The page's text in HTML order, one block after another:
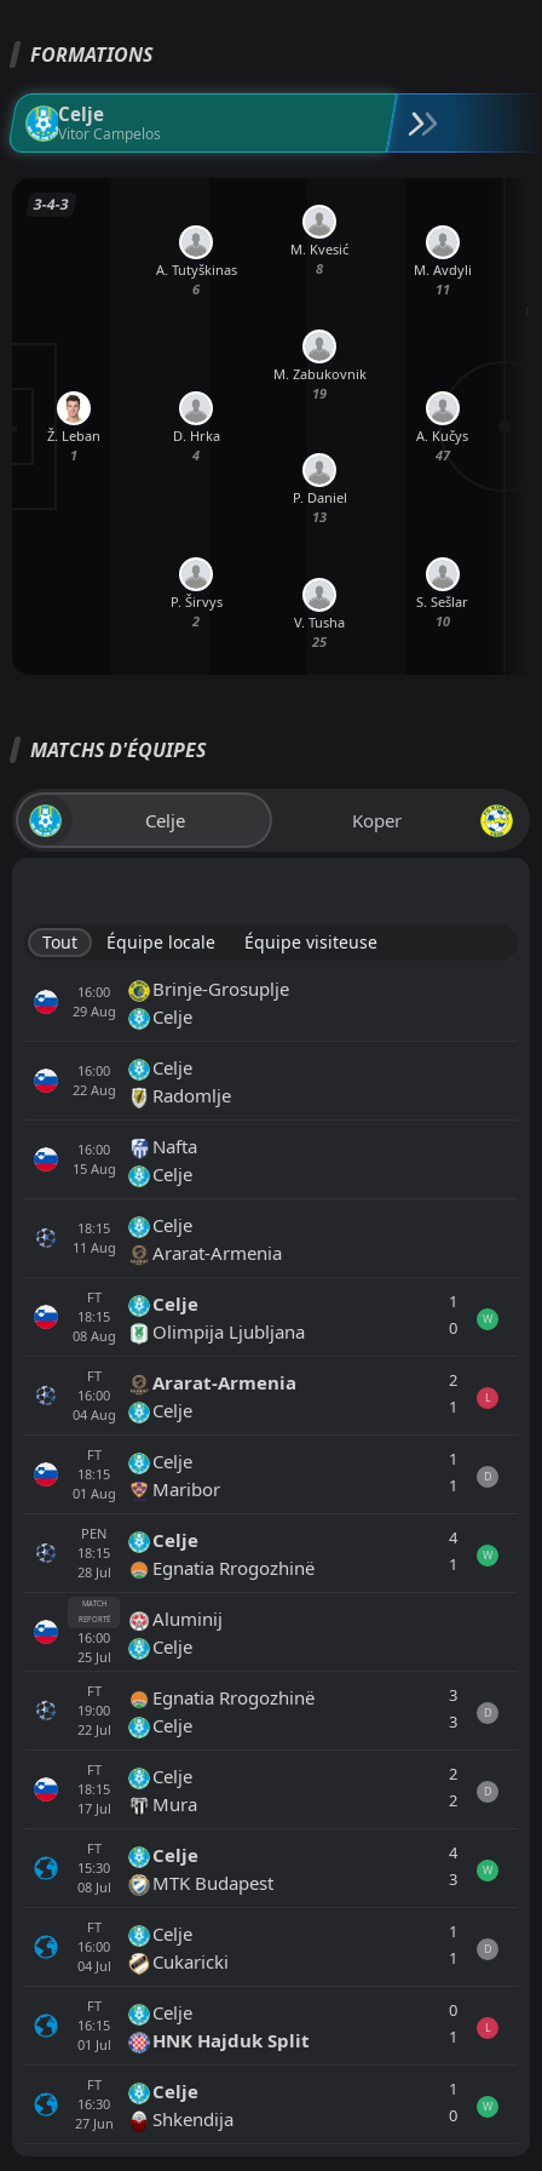
FORMATIONS
Celje
Vitor Campelos
3-4-3
Ž. Leban
1
P. Širvys
2
D. Hrka
4
A. Tutyškinas
6
V. Tusha
25
P. Daniel
13
M. Zabukovnik
19
M. Kvesić
8
S. Sešlar
10
A. Kučys
47
M. Avdyli
11
MATCHS D'ÉQUIPES
Celje Koper
Tout Équipe locale Équipe visiteuse
16:00
29 Aug
Brinje-Grosuplje
Celje
16:00
22 Aug
Celje
Radomlje
16:00
15 Aug
Nafta
Celje
18:15
11 Aug
Celje
Ararat-Armenia
FT
18:15
08 Aug
Celje
Olimpija Ljubljana
1
0
W
FT
16:00
04 Aug
Ararat-Armenia
Celje
2
1
L
FT
18:15
01 Aug
Celje
Maribor
1
1
D
PEN
18:15
28 Jul
Celje
Egnatia Rrogozhinë
4
1
W
MATCH
REPORTÉ
16:00
25 Jul
Aluminij
Celje
FT
19:00
22 Jul
Egnatia Rrogozhinë
Celje
3
3
D
FT
18:15
17 Jul
Celje
Mura
2
2
D
FT
15:30
08 Jul
Celje
MTK Budapest
4
3
W
FT
16:00
04 Jul
Celje
Cukaricki
1
1
D
FT
16:15
01 Jul
Celje
HNK Hajduk Split
0
1
L
FT
16:30
27 Jun
Celje
Shkendija
1
0
W